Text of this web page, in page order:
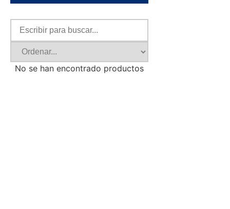
No se han encontrado productos